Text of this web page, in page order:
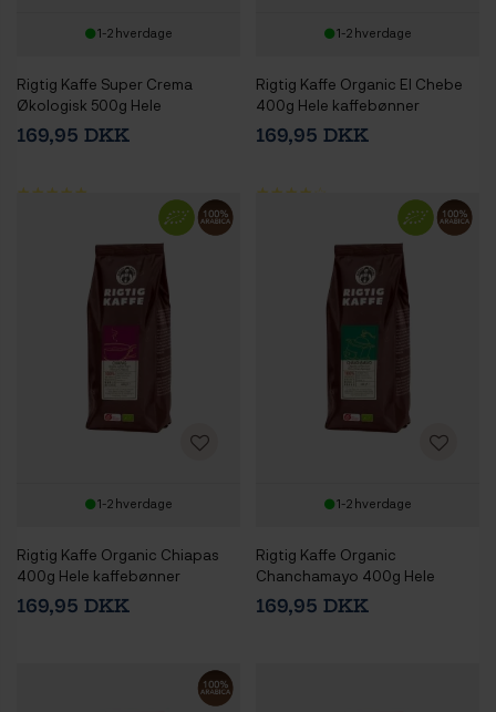
1-2 hverdage
Rigtig Kaffe Super Crema
Økologisk 500g Hele
kaffebønner
169,95 DKK
1-2 hverdage
Rigtig Kaffe Organic El Chebe
400g Hele kaffebønner
169,95 DKK
1-2 hverdage
Rigtig Kaffe Organic Chiapas
400g Hele kaffebønner
169,95 DKK
1-2 hverdage
Rigtig Kaffe Organic
Chanchamayo 400g Hele
kaffebønner
169,95 DKK